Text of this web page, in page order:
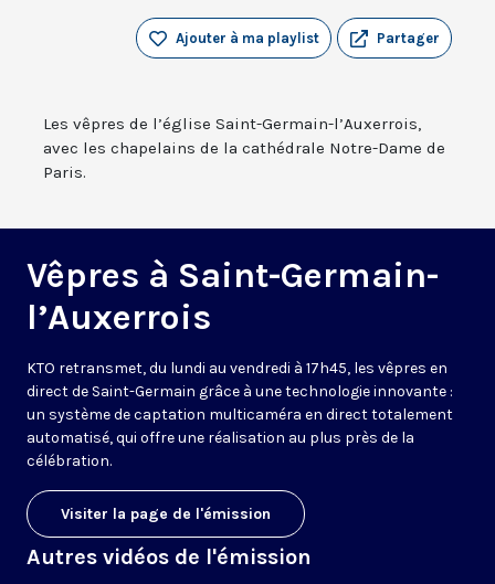
Partager
Ajouter à ma playlist
Les vêpres de l’église Saint-Germain-l’Auxerrois,
avec les chapelains de la cathédrale Notre-Dame de
Paris.
Vêpres à Saint-Germain-
l’Auxerrois
KTO retransmet, du lundi au vendredi à 17h45, les vêpres en
direct de Saint-Germain grâce à une technologie innovante :
un système de captation multicaméra en direct totalement
automatisé, qui offre une réalisation au plus près de la
célébration.
Visiter la page de l'émission
Autres vidéos de l'émission